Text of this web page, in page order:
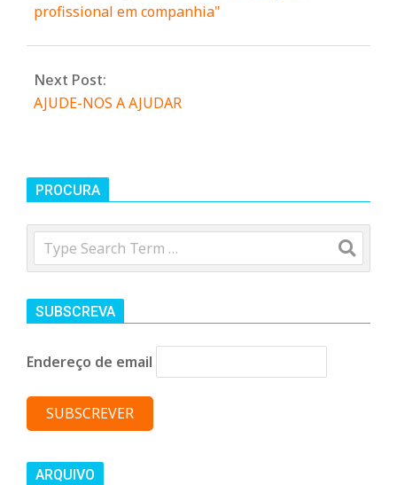
a
d
o
C
o
n
d
e
profissional em companhia"
Next Post:
AJUDE-NOS A AJUDAR
PROCURA
Search
SUBSCREVA
Endereço de email
ARQUIVO